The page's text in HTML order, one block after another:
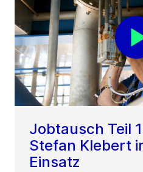
Jobtausch Teil
Stefan Klebert
Einsatz